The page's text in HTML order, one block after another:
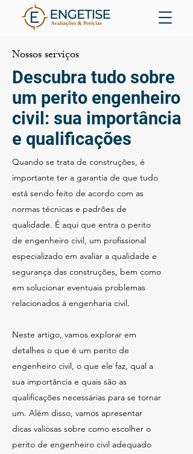
Nossos serviços
Descubra tudo sobre
um perito engenheiro
civil: sua importância
e qualificações
Quando se trata de construções, é
importante ter a garantia de que tudo
está sendo feito de acordo com as
normas técnicas e padrões de
qualidade. É aqui que entra o perito
de engenheiro civil, um profissional
especializado em avaliar a qualidade e
segurança das construções, bem como
em solucionar eventuais problemas
relacionados à engenharia civil.
Neste artigo, vamos explorar em
detalhes o que é um perito de
engenheiro civil, o que ele faz, qual a
sua importância e quais são as
qualificações necessárias para se tornar
um. Além disso, vamos apresentar
dicas valiosas sobre como escolher o
perito de engenheiro civil adequado